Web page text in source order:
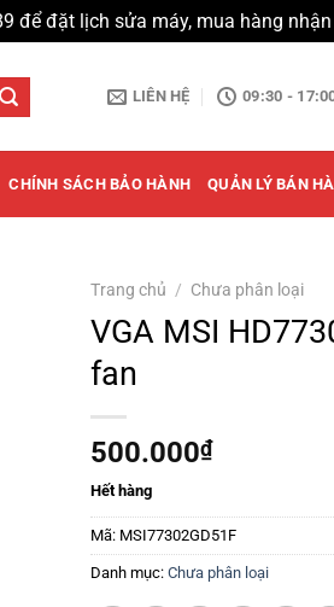
để đặt lịch sửa máy, mua hàng
LIÊN HỆ 09:30 -
CHÍNH SÁCH BẢO HÀNH QUẢN LÝ BÁN
Trang chủ / Chưa phân loại
VGA MSI
fan
500.000₫
Hết hàng
Mã: MSI77302GD51F
Danh mục: Chưa phân loại